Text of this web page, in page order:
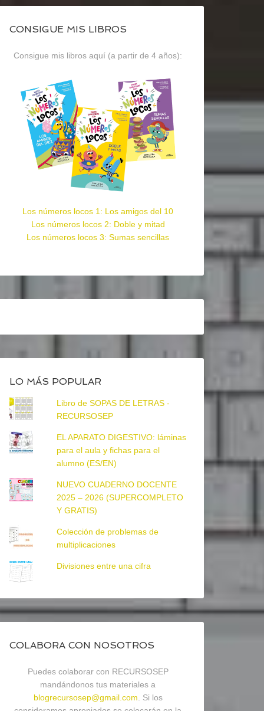
CONSIGUE MIS LIBROS
Consigue mis libros aquí (a partir de 4 años):
Los números locos 1: Los amigos del 10
Los números locos 2: Doble y mitad
Los números locos 3: Sumas sencillas
LO MÁS POPULAR
Libro de SOPAS DE LETRAS -
RECURSOSEP
EL APARATO DIGESTIVO: láminas
para el aula y fichas para el
alumno (ES/EN)
NUEVO CUADERNO DOCENTE
2025 – 2026 (SUPERCOMPLETO
Y GRATIS)
Colección de problemas de
multiplicaciones
Divisiones entre una cifra
COLABORA CON NOSOTROS
Puedes colaborar con RECURSOSEP
mandándonos tus materiales a
blogrecursosep@gmail.com . Si los